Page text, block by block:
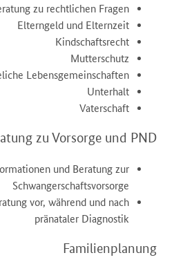
zu rechtlichen Fragen
Elterngeld und Elternzeit
Kindschaftsrecht
Mutterschutz
Lebensgemeinschaften
Unterhalt
Vaterschaft
zu Vorsorge und PND
und Beratung zur
Schwangerschaftsvorsorge
vor, während und nach
pränataler Diagnostik
Familienplanung